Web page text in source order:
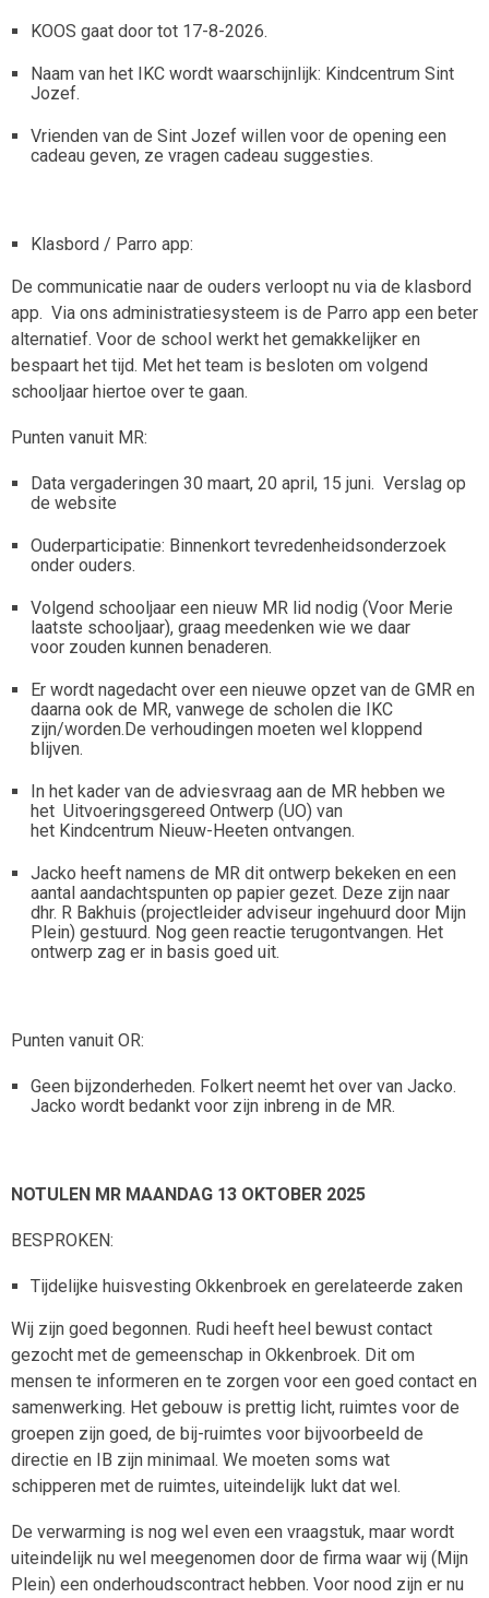
KOOS gaat door tot 17-8-2026.
Naam van het IKC wordt waarschijnlijk: Kindcentrum Sint
Jozef.
Vrienden van de Sint Jozef willen voor de opening een
cadeau geven, ze vragen cadeau suggesties.
Klasbord / Parro app:
De communicatie naar de ouders verloopt nu via de klasbord
app. Via ons administratiesysteem is de Parro app een beter
alternatief. Voor de school werkt het gemakkelijker en
bespaart het tijd. Met het team is besloten om volgend
schooljaar hiertoe over te gaan.
Punten vanuit MR:
Data vergaderingen 30 maart, 20 april, 15 juni. Verslag op
de website
Ouderparticipatie: Binnenkort tevredenheidsonderzoek
onder ouders.
Volgend schooljaar een nieuw MR lid nodig (Voor Merie
laatste schooljaar), graag meedenken wie we daar
voor zouden kunnen benaderen.
Er wordt nagedacht over een nieuwe opzet van de GMR en
daarna ook de MR, vanwege de scholen die IKC
zijn/worden.De verhoudingen moeten wel kloppend
blijven.
In het kader van de adviesvraag aan de MR hebben we
het Uitvoeringsgereed Ontwerp (UO) van
het Kindcentrum Nieuw-Heeten ontvangen.
Jacko heeft namens de MR dit ontwerp bekeken en een
aantal aandachtspunten op papier gezet. Deze zijn naar
dhr. R Bakhuis (projectleider adviseur ingehuurd door Mijn
Plein) gestuurd. Nog geen reactie terugontvangen. Het
ontwerp zag er in basis goed uit.
Punten vanuit OR:
Geen bijzonderheden. Folkert neemt het over van Jacko.
Jacko wordt bedankt voor zijn inbreng in de MR.
NOTULEN MR MAANDAG 13 OKTOBER 2025
BESPROKEN:
Tijdelijke huisvesting Okkenbroek en gerelateerde zaken
Wij zijn goed begonnen. Rudi heeft heel bewust contact
gezocht met de gemeenschap in Okkenbroek. Dit om
mensen te informeren en te zorgen voor een goed contact en
samenwerking. Het gebouw is prettig licht, ruimtes voor de
groepen zijn goed, de bij-ruimtes voor bijvoorbeeld de
directie en IB zijn minimaal. We moeten soms wat
schipperen met de ruimtes, uiteindelijk lukt dat wel.
De verwarming is nog wel even een vraagstuk, maar wordt
uiteindelijk nu wel meegenomen door de firma waar wij (Mijn
Plein) een onderhoudscontract hebben. Voor nood zijn er nu